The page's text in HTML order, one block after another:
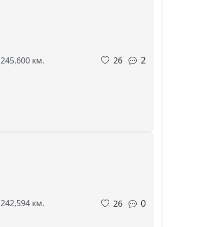
245,600 км. 26 2
242,594 км. 26 0